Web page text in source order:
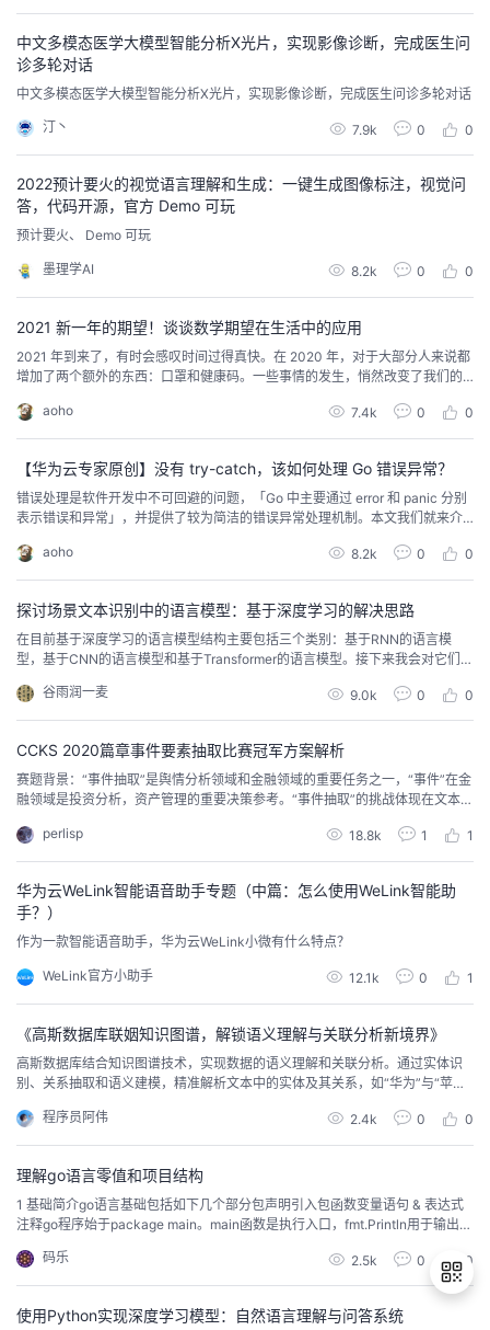
栏排版、手写字体、印章标记、有线表格与无线表格等元素的交织，使得文档
中文多模态医学大模型智能分析X光片，实现影像诊断，完成医生问
诊多轮对话
中文多模态医学大模型智能分析X光片，实现影像诊断，完成医生问诊多轮对话
汀丶 7.9k 0 0
2022预计要火的视觉语言理解和生成：一键生成图像标注，视觉问
答，代码开源，官方 Demo 可玩
预计要火、 Demo 可玩
墨理学AI 8.2k 0 0
2021 新一年的期望！谈谈数学期望在生活中的应用
2021 年到来了，有时会感叹时间过得真快。在 2020 年，对于大部分人来说都
增加了两个额外的东西：口罩和健康码。一些事情的发生，悄然改变了我们的
年的计划，虽然变化总会比计划来得频繁，但是梦想总是要有的。翻了翻去年
的总结，我是在农历新年前写的，就暂且推后到春节前夕完成。所以今天这篇
aoho 7.4k 0 0
【华为云专家原创】没有 try-catch，该如何处理 Go 错误异常？
错误处理是软件开发中不可回避的问题，「Go 中主要通过 error 和 panic 分别
表示错误和异常」，并提供了较为简洁的错误异常处理机制。本文我们就来介
sare values错误处理是每个开发人员都需要面对的问题，在我过去接触的编程
语言中，大多是通过「try-catch 的方式」对可能出现错误的代码块进行...
aoho 8.2k 0 0
探讨场景文本识别中的语言模型：基于深度学习的解决思路
在目前基于深度学习的语言模型结构主要包括三个类别：基于RNN的语言模
型，基于CNN的语言模型和基于Transformer的语言模型。接下来我会对它们进
谷雨润一麦
9.0k 0 0
CCKS 2020篇章事件要素抽取比赛冠军方案解析
赛题背景：“事件抽取”是舆情分析领域和金融领域的重要任务之一，“事件”在金
融领域是投资分析，资产管理的重要决策参考。“事件抽取”的挑战体现在文本的
或者篇章，不定长度的文本使得限制文本长度的模型无法使用；任务的复杂体
现在事件识别的任务包括：事件类型识别，和事件要素抽取。 “CCKS 2020面
perlisp 18.8k 1 1
华为云WeLink智能语音助手专题（中篇：怎么使用WeLink智能助
手？）
作为一款智能语音助手，华为云WeLink小微有什么特点？
WeLink官方小助手 12.1k 0 1
《高斯数据库联姻知识图谱，解锁语义理解与关联分析新境界》
高斯数据库结合知识图谱技术，实现数据的语义理解和关联分析。通过实体识
别、关系抽取和语义建模，精准解析文本中的实体及其关系，如“华为”与“苹果”
用案例包括医疗领域的疾病诊断和药物研发，提升数据处理效率和准确性。这
一创新解决方案为企业数字化转型提供强大支持。
程序员阿伟 2.4k 0 0
理解go语言零值和项目结构
1 基础简介go语言基础包括如下几个部分包声明引入包函数变量语句 & 表达式
注释go程序始于package main。main函数是执行入口，fmt.Println用于输出。
合，隐式接口，内存零值初始化。挑战涉及包管理、泛型、错误处理等。推荐
遵循idiomatic Go的项目结构，利用go.mod管理依赖。错误处理通...
码乐 2.5k 0 0
使用Python实现深度学习模型：自然语言理解与问答系统